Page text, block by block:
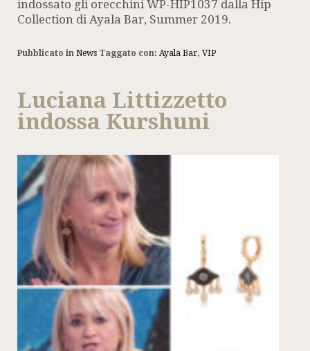
indossato gli orecchini WP-HIP1037 dalla Hip
Collection di Ayala Bar, Summer 2019.
Pubblicato in News Taggato con: Ayala Bar, VIP
Luciana Littizzetto
indossa Kurshuni